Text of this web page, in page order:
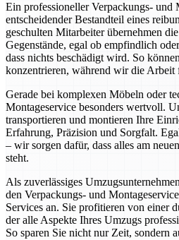
Ein professioneller Verpackungs- und
entscheidender Bestandteil eines
geschulten Mitarbeiter übernehmen
Gegenstände, egal ob empfindlich
dass nichts beschädigt wird. So
konzentrieren, während wir die Arbeit
Gerade bei komplexen Möbeln oder
Montageservice besonders wertvoll.
transportieren und montieren Ihre
Erfahrung, Präzision und Sorgfalt.
– wir sorgen dafür, dass alles am
steht.
Als zuverlässiges
den Verpackungs- und
Services an. Sie profitieren von einer
der alle Aspekte Ihres Umzugs
So sparen Sie nicht nur Zeit, sondern